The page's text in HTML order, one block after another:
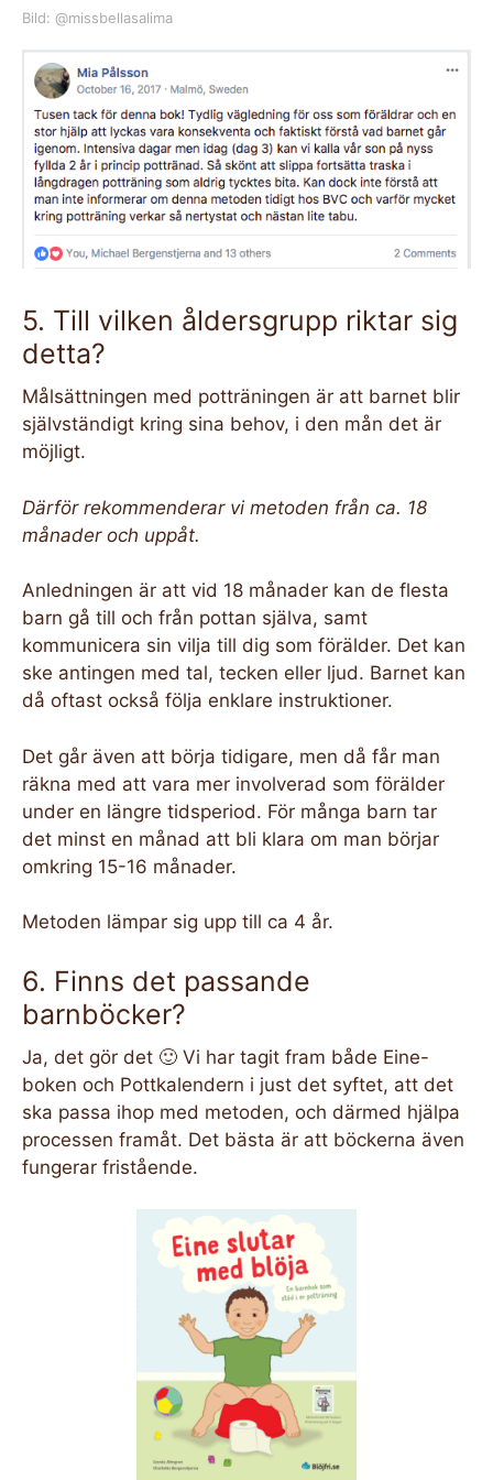
Bild: @missbellasalima
5. Till vilken åldersgrupp riktar sig
detta?
Målsättningen med potträningen är att barnet blir
självständigt kring sina behov, i den mån det är
möjligt.
Därför rekommenderar vi metoden från ca. 18
månader och uppåt.
Anledningen är att vid 18 månader kan de flesta
barn gå till och från pottan själva, samt
kommunicera sin vilja till dig som förälder. Det kan
ske antingen med tal, tecken eller ljud. Barnet kan
då oftast också följa enklare instruktioner.
Det går även att börja tidigare, men då får man
räkna med att vara mer involverad som förälder
under en längre tidsperiod. För många barn tar
det minst en månad att bli klara om man börjar
omkring 15-16 månader.
Metoden lämpar sig upp till ca 4 år.
6. Finns det passande
barnböcker?
Ja, det gör det 🙂 Vi har tagit fram både Eine-
boken och Pottkalendern i just det syftet, att det
ska passa ihop med metoden, och därmed hjälpa
processen framåt. Det bästa är att böckerna även
fungerar fristående.